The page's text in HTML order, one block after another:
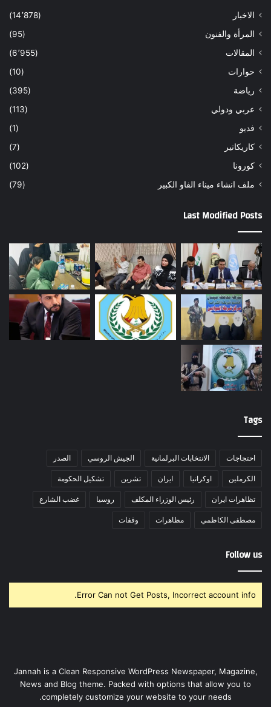
الاخبار
(14٬878)
المرأة والفنون
(95)
المقالات
(6٬955)
حوارات
(10)
رياضة
(395)
عربي ودولي
(113)
فديو
(1)
كاريكاتير
(7)
كورونا
(102)
ملف انشاء ميناء الفاو الكبير
(79)
Last Modified Posts
Tags
احتجاجات الانتخابات البرلمانية الجيش الروسي الصدر
الكرملين اوكرانيا ايران تشرين تشكيل الحكومة
تظاهرات ايران رئيس الوزراء المكلف روسيا غضب الشارع
مصطفى الكاظمي مظاهرات وقفات
Follow us
Error Can not Get Posts, Incorrect account info.
Jannah is a Clean Responsive WordPress Newspaper, Magazine,
News and Blog theme. Packed with options that allow you to
completely customize your website to your needs.